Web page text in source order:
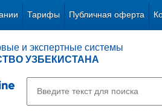
Тарифы Публичная оферта
и экспертные системы
УЗБЕКИСТАНА